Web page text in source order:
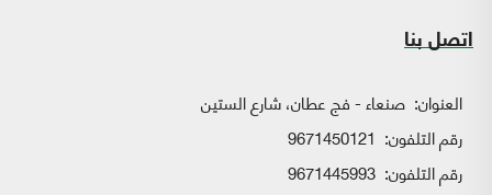
اتصل بنا
العنوان: صنعاء - فج عطان، شارع الستين
رقم التلفون: 9671450121
رقم التلفون: 9671445993